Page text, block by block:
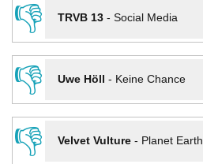
👎
TRVB 13- Social Media
👎
Uwe Höll - Keine Chance
👎
Velvet Vulture- Planet Earth